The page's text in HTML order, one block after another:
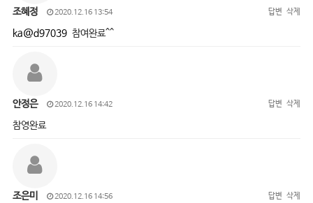
조혜정 2020.12.16 13:54 답변 삭제
ka@d97039참여완료^^
안정은 2020.12.16 14:42 답변 삭제
참영완료
조은미 2020.12.16 14:56 답변 삭제